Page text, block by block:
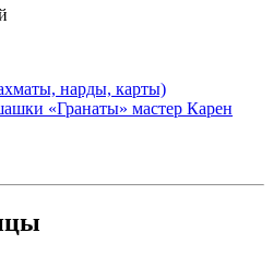
нарды, карты)
«Гранаты» мастер Карен